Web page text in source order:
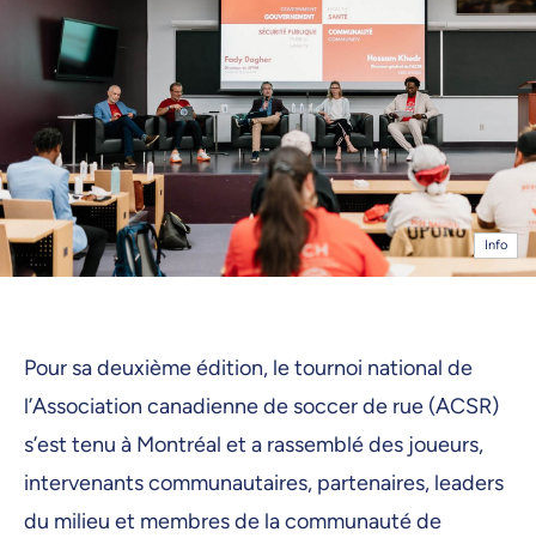
Info
Pour sa deuxième édition, le tournoi national de
l’Association canadienne de soccer de rue (ACSR)
s’est tenu à Montréal et a rassemblé des joueurs,
intervenants communautaires, partenaires, leaders
du milieu et membres de la communauté de